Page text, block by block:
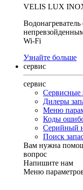
VELIS LUX
Wi-Fi
Узнайте больше
сервис
сервис
Сервисные
Дилеры
Меню
Коды
Серийный
Поиск
Вам нужна
вопрос
Напишите нам
Меню